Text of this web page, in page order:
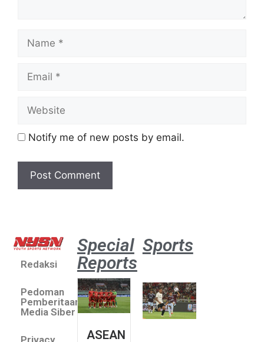
Notify me of new posts by email.
Redaksi
Pedoman
Pemberitaan
Media Siber
Special
Reports
ASEAN
Sports